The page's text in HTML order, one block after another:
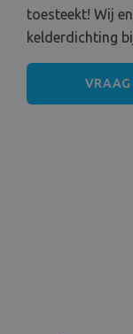
toesteekt! Wij
kelderdichting
VRAAG